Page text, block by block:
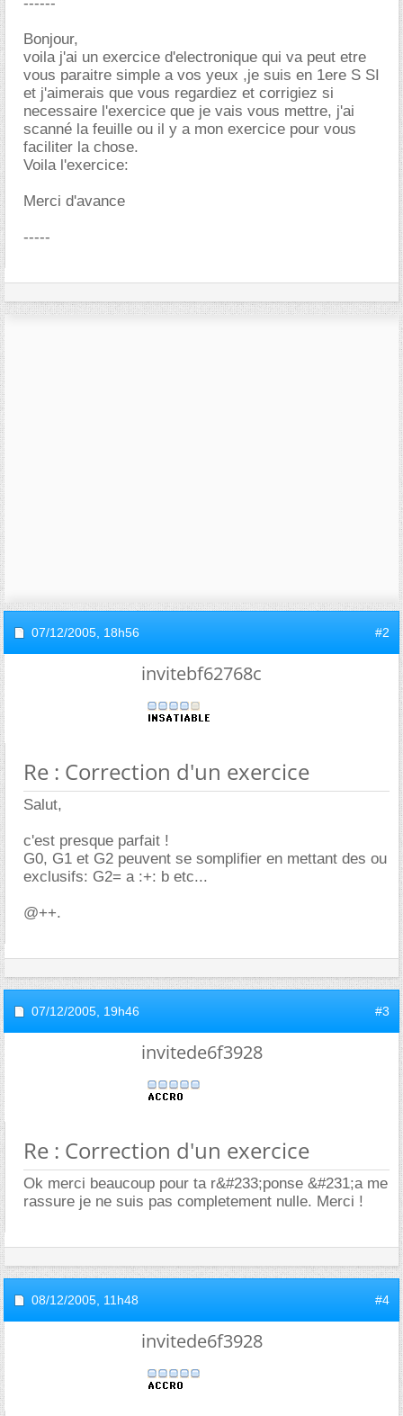
Bonjour,
voila j'ai un exercice d'electronique qui va peut etre
vous paraitre simple a vos yeux ,je suis en 1ere S SI
et j'aimerais que vous regardiez et corrigiez si
necessaire l'exercice que je vais vous mettre, j'ai
scanné la feuille ou il y a mon exercice pour vous
faciliter la chose.
Voila l'exercice:
Merci d'avance
-----
07/12/2005, 18h56 #2
invitebf62768c
Re : Correction d'un exercice
Salut,
c'est presque parfait !
G0, G1 et G2 peuvent se somplifier en mettant des ou
exclusifs: G2= a :+: b etc...
@++.
07/12/2005, 19h46 #3
invitede6f3928
Re : Correction d'un exercice
Ok merci beaucoup pour ta r&#233;ponse &#231;a me
rassure je ne suis pas completement nulle. Merci !
08/12/2005, 11h48 #4
invitede6f3928